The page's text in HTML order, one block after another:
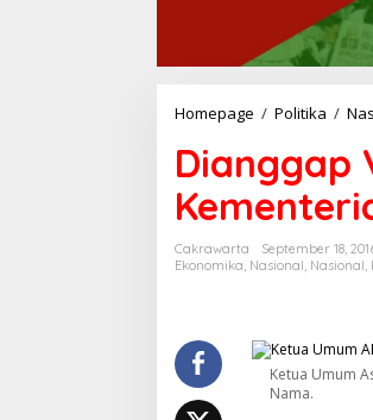
Homepage / Politika /
Dianggap
Cakrawarta
September 18,
Ekonomika Nasional Nasional
Ketua Umum
Nama.